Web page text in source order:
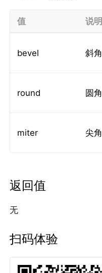
值 说明
bevel 斜角
round 圆角
miter 尖角
返回值
无
扫码体验